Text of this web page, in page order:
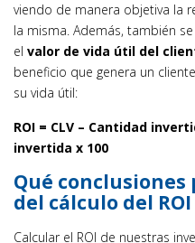
viendo de manera objetiva la
la misma. Además, también
el valor de vida útil del
beneficio que genera un
su vida útil:
ROI = CLV – Cantidad
invertida x 100
Qué
del cálculo del ROI
Calcular el ROI de nuestras